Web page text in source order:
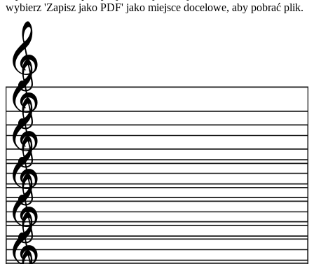
wybierz 'Zapisz jako PDF' jako miejsce docelowe, aby pobrać plik.
𝄞
𝄞
𝄞
𝄞
𝄞
𝄞